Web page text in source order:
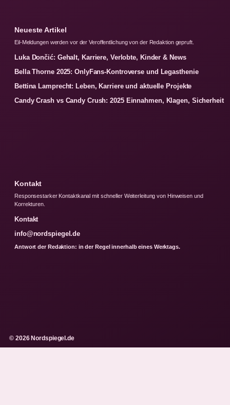
Neueste Artikel
Eil-Meldungen werden vor der Veroffentlichung von der Redaktion gepruft.
Luka Dončić: Gehalt, Karriere, Verlobte, Kinder & News
Bella Thorne 2025: OnlyFans-Kontroverse und Legasthenie
Bettina Lamprecht: Leben, Karriere und aktuelle Projekte
Candy Crash vs Candy Crush: 2025 Einnahmen, Klagen, Sicherheit
Kontakt
Responsestarker Kontaktkanal mit schneller Weiterleitung von Hinweisen und
Korrekturen.
Kontakt
info@nordspiegel.de
Antwort der Redaktion: in der Regel innerhalb eines Werktags.
© 2026 Nordspiegel.de